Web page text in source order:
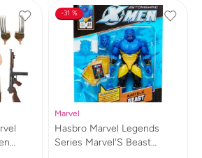
31 %
Marvel
Hasbro Marvel Legends
Series Marvel'S Beast